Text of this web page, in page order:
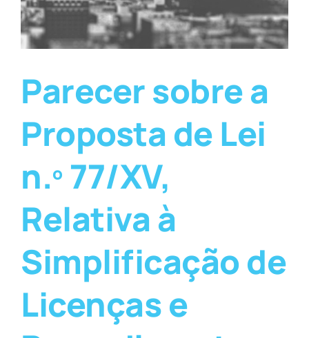
Parecer sobre a
Proposta de Lei
n.º 77/XV,
Relativa à
Simplificação de
Licenças e